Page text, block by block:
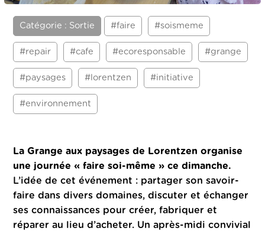
Catégorie : Sortie #faire #soismeme
#repair #cafe #ecoresponsable #grange
#paysages #lorentzen #initiative
#environnement
La Grange aux paysages de Lorentzen organise
une journée « faire soi-même » ce dimanche.
L’idée de cet événement : partager son savoir-
faire dans divers domaines, discuter et échanger
ses connaissances pour créer, fabriquer et
réparer au lieu d’acheter. Un après-midi convivial